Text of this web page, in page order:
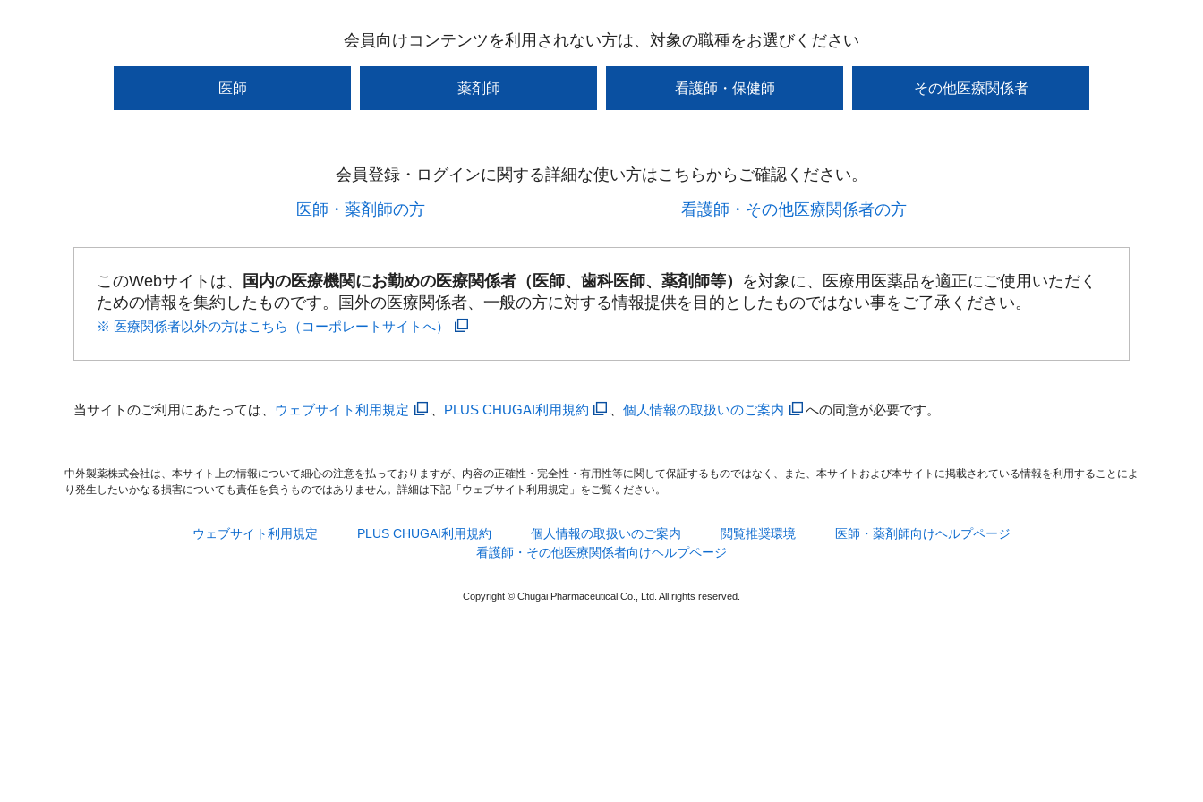
会員向けコンテンツを利用されない方は、対象の職種をお選びください
医師 薬剤師 看護師・保健師 その他医療関係者
会員登録・ログインに関する詳細な使い方はこちらからご確認ください。​
医師・薬剤師の方​
看護師・その他医療関係者の方​
このWebサイトは、 国内の医療機関にお勤めの医療関係者（医師、歯科医師、薬剤師等） を対象に、医療用医薬品を適正にご使用いただく
ための情報を集約したものです。国外の医療関係者、一般の方に対する情報提供を目的としたものではない事をご了承ください。
※ 医療関係者以外の方はこちら（コーポレートサイトへ）
当サイトのご利用にあたっては、 ウェブサイト利用規定 PLUS CHUGAI利用規約 、個人情報の取扱いのご案内 への同意が必要です。
中外製薬株式会社は、本サイト上の情報について細心の注意を払っておりますが、内容の正確性・完全性・有用性等に関して保証するものではなく、また、本サイトおよび本サイトに掲載されている情報を利用することによ
り発生したいかなる損害についても責任を負うものではありません。詳細は下記「ウェブサイト利用規定」をご覧ください。
ウェブサイト利用規定 PLUS CHUGAI利用規約 個人情報の取扱いのご案内 閲覧推奨環境
医師・薬剤師向けヘルプページ
看護師・その他医療関係者向けヘルプページ
Copyright © Chugai Pharmaceutical Co., Ltd. All rights reserved.